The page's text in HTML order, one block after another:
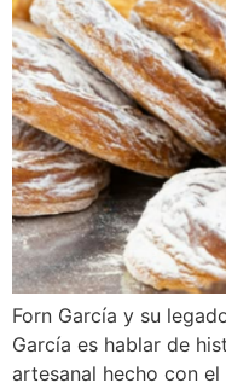
Forn García y su
García es hablar de
artesanal hecho con